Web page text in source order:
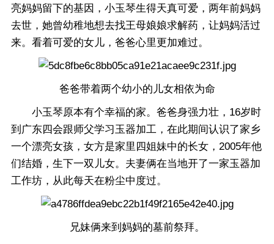
亮妈妈留下的基因，小玉琴生得天真可爱，两年前妈妈
去世，她曾幼稚地想去找王母娘娘求解药，让妈妈活过
来。看着可爱的女儿，爸爸心里更加难过。
爸爸带着两个幼小的儿女相依为命
小玉琴原本有个幸福的家。爸爸身强力壮，16岁时
到广东四会跟师父学习玉器加工，在此期间认识了家乡
一个漂亮女孩，女方是家里四姐妹中的长女，2005年他
们结婚，生下一双儿女。夫妻俩在当地开了一家玉器加
工作坊，从此每天在粉尘中度过。
兄妹俩来到妈妈的墓前祭拜。